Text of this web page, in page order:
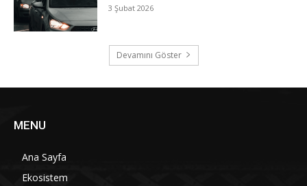
3 Şubat 2026
Devamını Göster
MENU
Ana Sayfa
Ekosistem